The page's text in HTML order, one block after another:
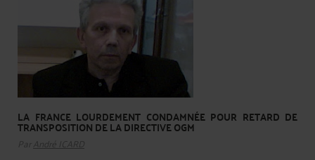
LA FRANCE LOURDEMENT CONDAMNÉE POUR RETARD DE
TRANSPOSITION DE LA DIRECTIVE OGM
Par André ICARD